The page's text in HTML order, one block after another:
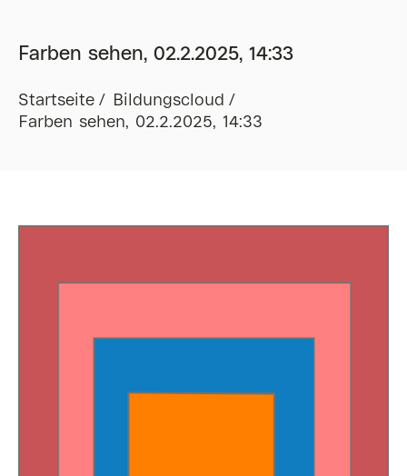
Farben sehen, 02.2.2025, 14:33
Startseite
Bildungscloud
Farben sehen, 02.2.2025, 14:33